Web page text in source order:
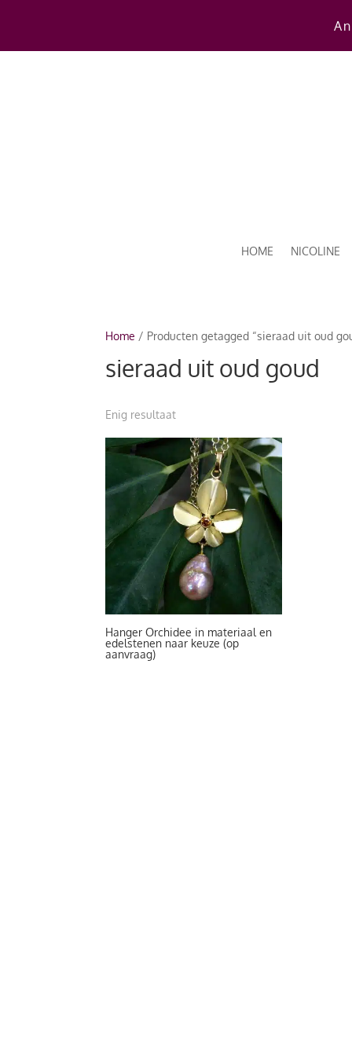
HOME NICOLINE
Home / Producten getagged “sieraad uit oud
sieraad uit oud goud
Enig resultaat
Hanger Orchidee in materiaal en
edelstenen naar keuze (op
aanvraag)